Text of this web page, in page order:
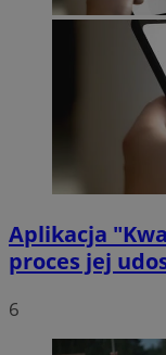
Aplikacja
proces jej
6